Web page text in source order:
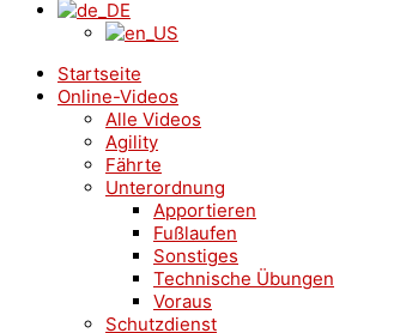
Startseite
Online-Videos
Alle Videos
Agility
Fährte
Unterordnung
Apportieren
Fußlaufen
Sonstiges
Technische Übungen
Voraus
Schutzdienst